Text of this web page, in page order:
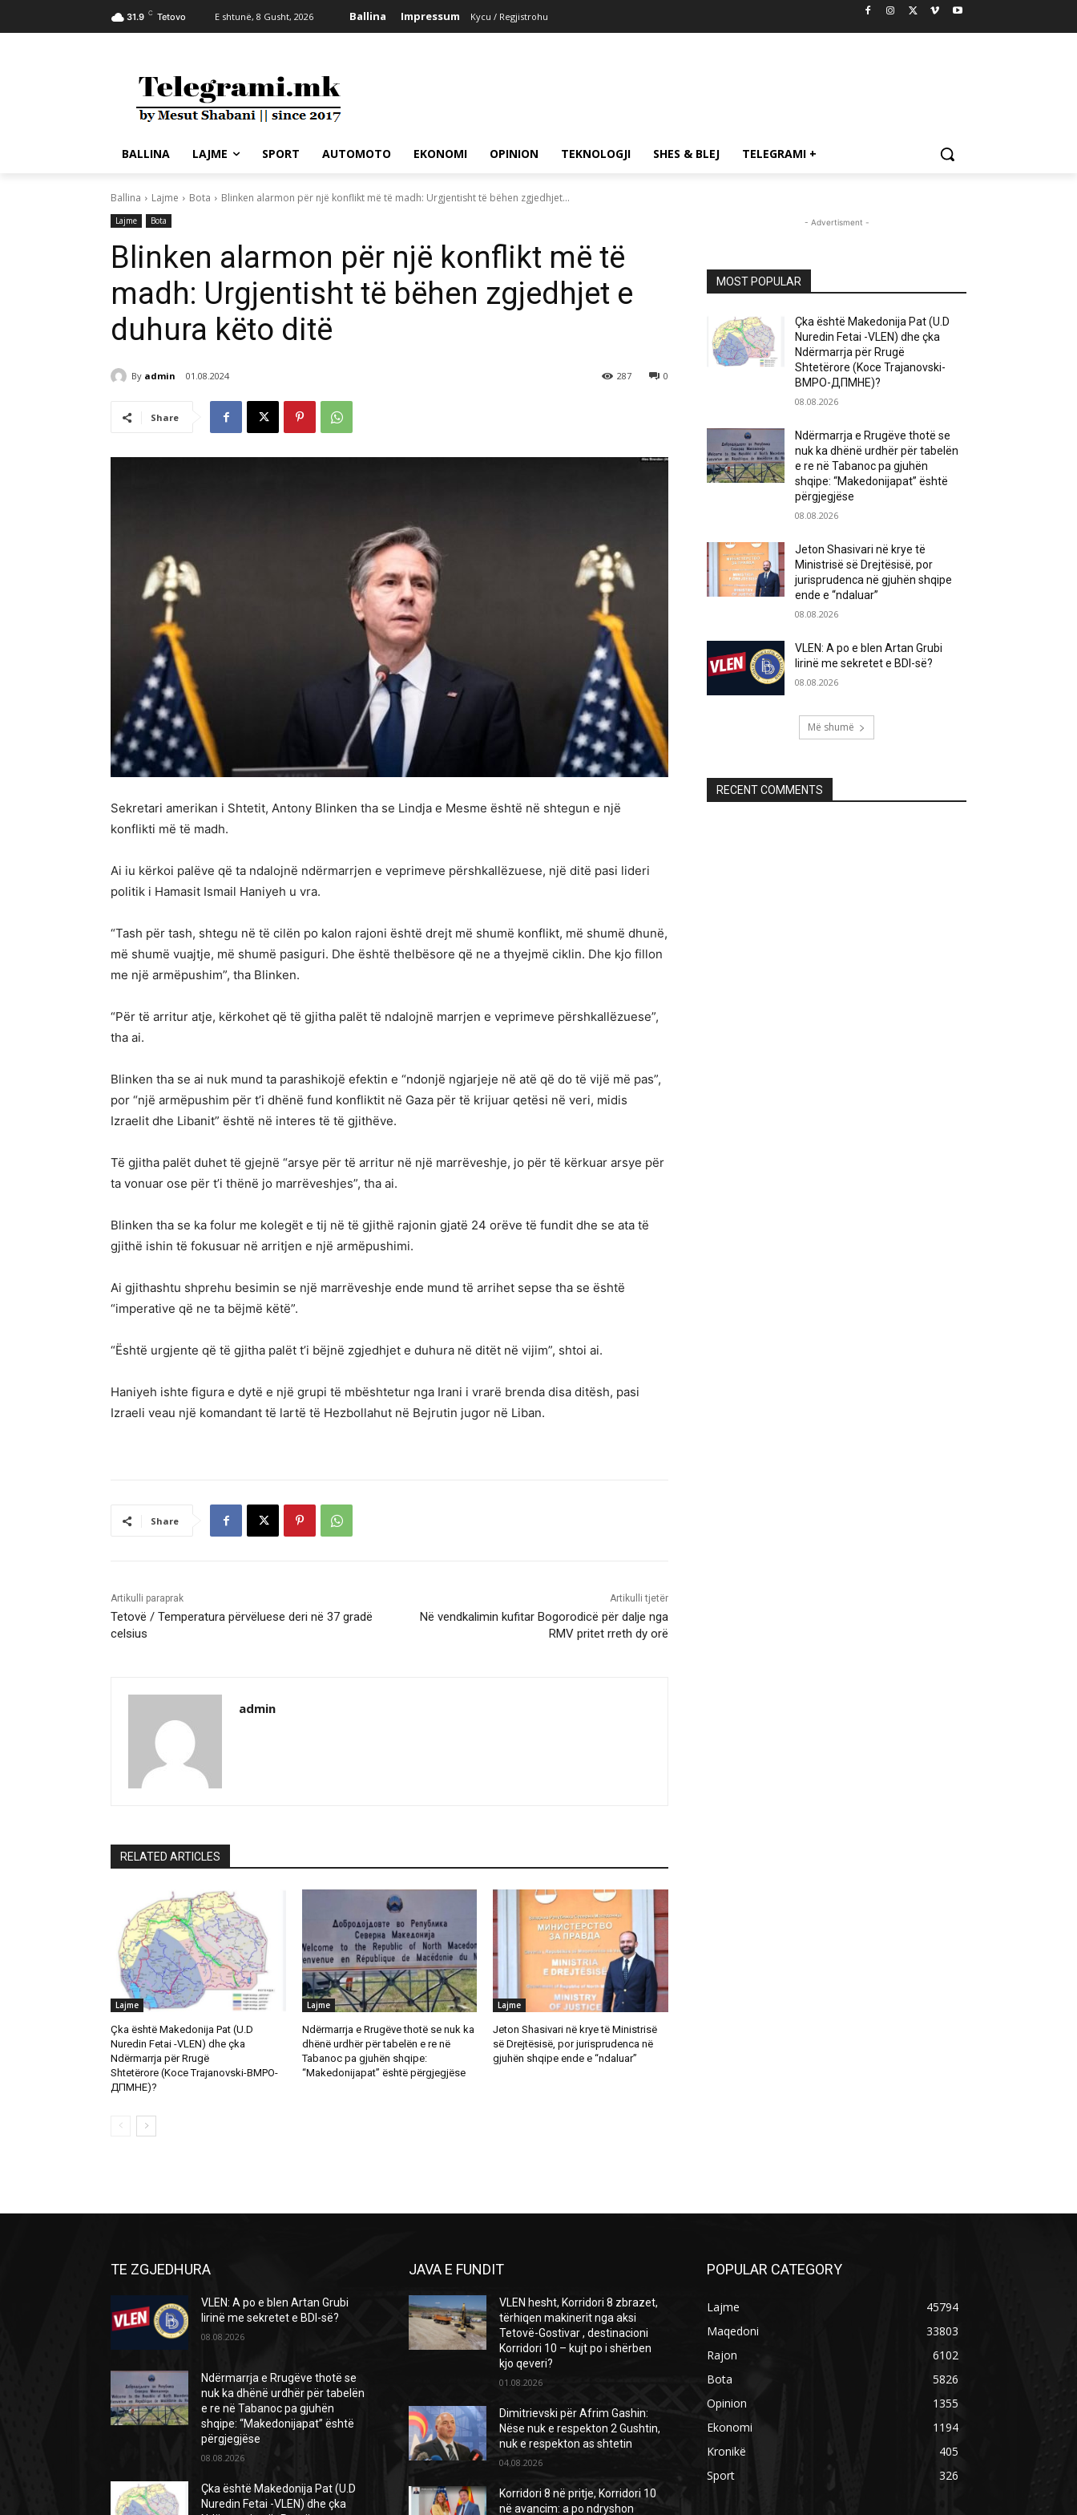
31.9 C Tetovo E shtunë, 8 Gusht, 2026 Ballina Impressum Kycu / Regjistrohu
BALLINA LAJME SPORT AUTOMOTO EKONOMI OPINION TEKNOLOGJI SHES & BLEJ TELEGRAMI +
Ballina Lajme Bota Blinken alarmon për një konflikt më të madh: Urgjentisht të bëhen zgjedhjet...
Lajme Bota
Blinken alarmon për një konflikt më të
madh: Urgjentisht të bëhen zgjedhjet e
duhura këto ditë
By admin 01.08.2024 0
287
Share
Sekretari amerikan i Shtetit, Antony Blinken tha se Lindja e Mesme është në shtegun e një
konflikti më të madh.
Ai iu kërkoi palëve që ta ndalojnë ndërmarrjen e veprimeve përshkallëzuese, një ditë pasi lideri
politik i Hamasit Ismail Haniyeh u vra.
“Tash për tash, shtegu në të cilën po kalon rajoni është drejt më shumë konflikt, më shumë dhunë,
më shumë vuajtje, më shumë pasiguri. Dhe është thelbësore që ne a thyejmë ciklin. Dhe kjo fillon
me një armëpushim”, tha Blinken.
“Për të arritur atje, kërkohet që të gjitha palët të ndalojnë marrjen e veprimeve përshkallëzuese”,
tha ai.
Blinken tha se ai nuk mund ta parashikojë efektin e “ndonjë ngjarjeje në atë që do të vijë më pas”,
por “një armëpushim për t’i dhënë fund konfliktit në Gaza për të krijuar qetësi në veri, midis
Izraelit dhe Libanit” është në interes të të gjithëve.
Të gjitha palët duhet të gjejnë “arsye për të arritur në një marrëveshje, jo për të kërkuar arsye për
ta vonuar ose për t’i thënë jo marrëveshjes”, tha ai.
Blinken tha se ka folur me kolegët e tij në të gjithë rajonin gjatë 24 orëve të fundit dhe se ata të
gjithë ishin të fokusuar në arritjen e një armëpushimi.
Ai gjithashtu shprehu besimin se një marrëveshje ende mund të arrihet sepse tha se është
“imperative që ne ta bëjmë këtë”.
“Është urgjente që të gjitha palët t’i bëjnë zgjedhjet e duhura në ditët në vijim”, shtoi ai.
Haniyeh ishte figura e dytë e një grupi të mbështetur nga Irani i vrarë brenda disa ditësh, pasi
Izraeli veau një komandant të lartë të Hezbollahut në Bejrutin jugor në Liban.
Share
Artikulli paraprak
Tetovë / Temperatura përvëluese deri në 37 gradë
celsius
Artikulli tjetër
Në vendkalimin kufitar Bogorodicë për dalje nga
RMV pritet rreth dy orë
admin
RELATED ARTICLES
Lajme
Çka është Makedonija Pat (U.D
Nuredin Fetai -VLEN) dhe çka
Ndërmarrja për Rrugë
Shtetërore (Koce Trajanovski-ВМРО-
ДПМНЕ)?
Lajme
Ndërmarrja e Rrugëve thotë se nuk ka
dhënë urdhër për tabelën e re në
Tabanoc pa gjuhën shqipe:
“Makedonijapat” është përgjegjëse
Lajme
Jeton Shasivari në krye të Ministrisë
së Drejtësisë, por jurisprudenca në
gjuhën shqipe ende e “ndaluar”
- Advertisment -
MOST POPULAR
Çka është Makedonija Pat (U.D
Nuredin Fetai -VLEN) dhe çka
Ndërmarrja për Rrugë
Shtetërore (Koce Trajanovski-
ВМРО-ДПМНЕ)?
08.08.2026
Ndërmarrja e Rrugëve thotë se
nuk ka dhënë urdhër për tabelën
e re në Tabanoc pa gjuhën
shqipe: “Makedonijapat” është
përgjegjëse
08.08.2026
Jeton Shasivari në krye të
Ministrisë së Drejtësisë, por
jurisprudenca në gjuhën shqipe
ende e “ndaluar”
08.08.2026
VLEN: A po e blen Artan Grubi
lirinë me sekretet e BDI-së?
08.08.2026
Më shumë
RECENT COMMENTS
TE ZGJEDHURA
VLEN: A po e blen Artan Grubi
lirinë me sekretet e BDI-së?
08.08.2026
Ndërmarrja e Rrugëve thotë se
nuk ka dhënë urdhër për tabelën
e re në Tabanoc pa gjuhën
shqipe: “Makedonijapat” është
përgjegjëse
08.08.2026
Çka është Makedonija Pat (U.D
Nuredin Fetai -VLEN) dhe çka
JAVA E FUNDIT
VLEN hesht, Korridori 8 zbrazet,
tërhiqen makinerit nga aksi
Tetovë-Gostivar , destinacioni
Korridori 10 – kujt po i shërben
kjo qeveri?
01.08.2026
Dimitrievski për Afrim Gashin:
Nëse nuk e respekton 2 Gushtin,
nuk e respekton as shtetin
04.08.2026
Korridori 8 në pritje, Korridori 10
në avancim: a po ndryshon
POPULAR CATEGORY
Lajme
45794
Maqedoni
33803
Rajon
6102
Bota
5826
Opinion
1355
Ekonomi
1194
Kronikë
405
Sport
326